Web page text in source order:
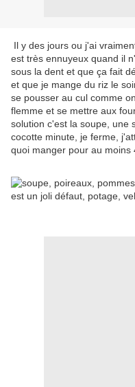
Il y des jours ou j'ai
est très ennuyeux quand il
sous la dent et que ça fait
et que je mange du riz le
se pousser au cul comme
flemme et se mettre aux
solution c'est la soupe, une
cocotte minute, je ferme,
quoi manger pour au moins